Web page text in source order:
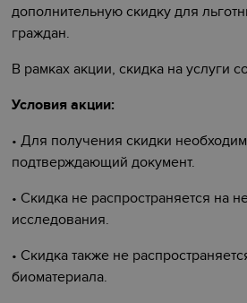
дополнительную скидку для
граждан.
В рамках акции, скидка на услуги
Условия акции:
• Для получения скидки
подтверждающий документ.
• Скидка не распространяется на
исследования.
• Скидка также не
биоматериала.